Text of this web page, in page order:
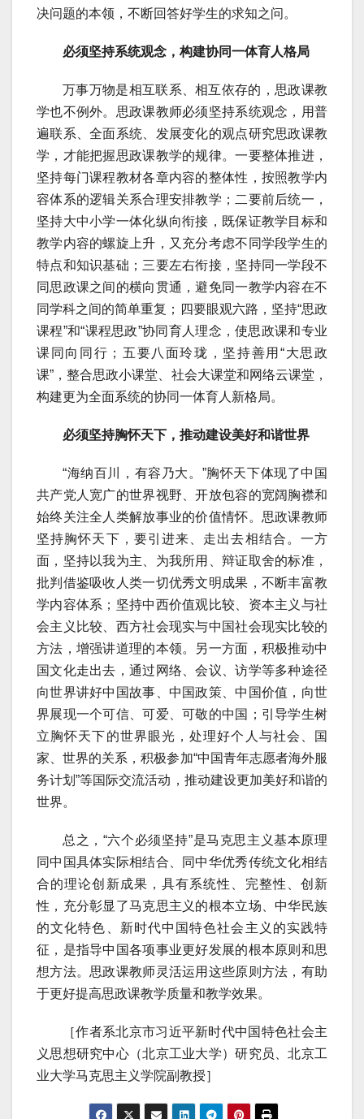
决问题的本领，不断回答好学生的求知之问。
必须坚持系统观念，构建协同一体育人格局
万事万物是相互联系、相互依存的，思政课教
学也不例外。思政课教师必须坚持系统观念，用普
遍联系、全面系统、发展变化的观点研究思政课教
学，才能把握思政课教学的规律。一要整体推进，
坚持每门课程教材各章内容的整体性，按照教学内
容体系的逻辑关系合理安排教学；二要前后统一，
坚持大中小学一体化纵向衔接，既保证教学目标和
教学内容的螺旋上升，又充分考虑不同学段学生的
特点和知识基础；三要左右衔接，坚持同一学段不
同思政课之间的横向贯通，避免同一教学内容在不
同学科之间的简单重复；四要眼观六路，坚持“思政
课程”和“课程思政”协同育人理念，使思政课和专业
课同向同行；五要八面玲珑，坚持善用“大思政
课”，整合思政小课堂、社会大课堂和网络云课堂，
构建更为全面系统的协同一体育人新格局。
必须坚持胸怀天下，推动建设美好和谐世界
“海纳百川，有容乃大。”胸怀天下体现了中国
共产党人宽广的世界视野、开放包容的宽阔胸襟和
始终关注全人类解放事业的价值情怀。思政课教师
坚持胸怀天下，要引进来、走出去相结合。一方
面，坚持以我为主、为我所用、辩证取舍的标准，
批判借鉴吸收人类一切优秀文明成果，不断丰富教
学内容体系；坚持中西价值观比较、资本主义与社
会主义比较、西方社会现实与中国社会现实比较的
方法，增强讲道理的本领。另一方面，积极推动中
国文化走出去，通过网络、会议、访学等多种途径
向世界讲好中国故事、中国政策、中国价值，向世
界展现一个可信、可爱、可敬的中国；引导学生树
立胸怀天下的世界眼光，处理好个人与社会、国
家、世界的关系，积极参加“中国青年志愿者海外服
务计划”等国际交流活动，推动建设更加美好和谐的
世界。
总之，“六个必须坚持”是马克思主义基本原理
同中国具体实际相结合、同中华优秀传统文化相结
合的理论创新成果，具有系统性、完整性、创新
性，充分彰显了马克思主义的根本立场、中华民族
的文化特色、新时代中国特色社会主义的实践特
征，是指导中国各项事业更好发展的根本原则和思
想方法。思政课教师灵活运用这些原则方法，有助
于更好提高思政课教学质量和教学效果。
［作者系北京市习近平新时代中国特色社会主
义思想研究中心（北京工业大学）研究员、北京工
业大学马克思主义学院副教授］